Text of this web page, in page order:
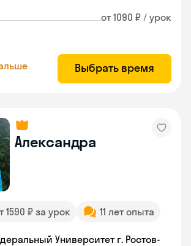
от 1090 ₽ / урок
Выбрать время
Александра
1590 ₽ за урок 11 лет опыта
Университет г. Ростов-